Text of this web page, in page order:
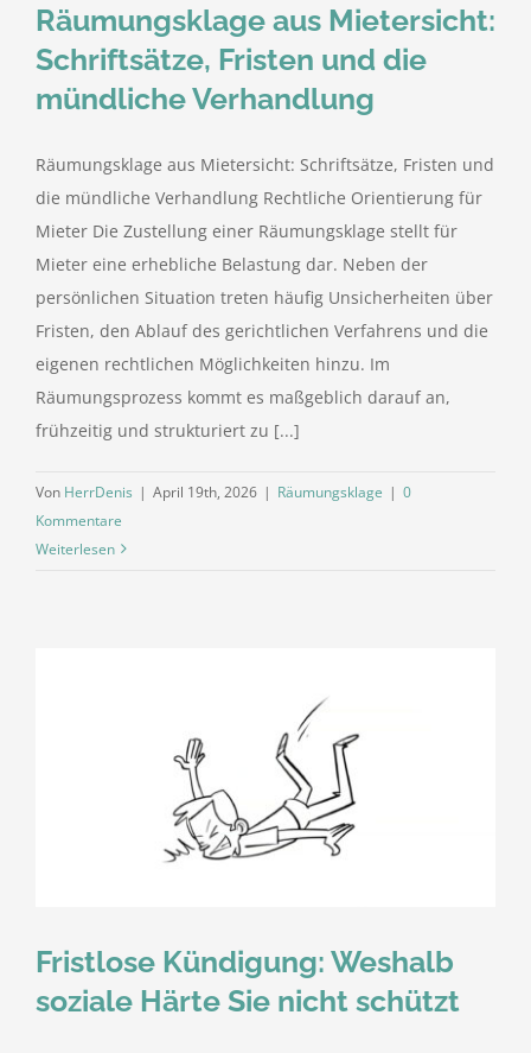
Räumungsklage aus Mietersicht:
Schriftsätze, Fristen und die
mündliche Verhandlung
Räumungsklage aus Mietersicht: Schriftsätze, Fristen und
die mündliche Verhandlung Rechtliche Orientierung für
Mieter Die Zustellung einer Räumungsklage stellt für
Mieter eine erhebliche Belastung dar. Neben der
persönlichen Situation treten häufig Unsicherheiten über
Fristen, den Ablauf des gerichtlichen Verfahrens und die
eigenen rechtlichen Möglichkeiten hinzu. Im
Räumungsprozess kommt es maßgeblich darauf an,
frühzeitig und strukturiert zu [...]
Von HerrDenis | April 19th, 2026 | Räumungsklage | 0
Kommentare
Weiterlesen
Fristlose Kündigung: Weshalb
soziale Härte Sie nicht schützt